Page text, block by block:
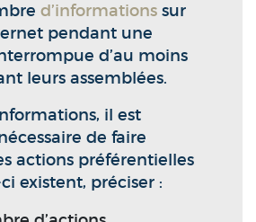
d’informations sur
pendant une
d’au moins
leurs assemblées.
il est
de faire
actions préférentielles
existent, préciser :